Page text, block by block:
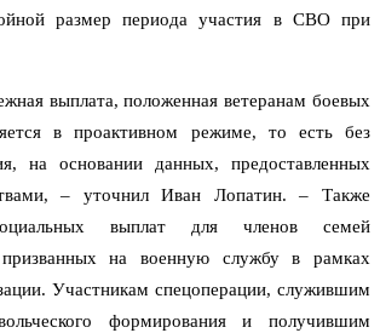
размер периода участия в СВО при
выплата, положенная ветеранам боевых
в проактивном режиме, то есть без
на основании данных, предоставленных
– уточнил Иван Лопатин. – Также
выплат для членов семей
на военную службу в рамках
Участникам спецоперации, служившим
формирования и получившим